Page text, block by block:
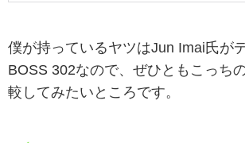
僕が持っているヤツはJun Imai氏が
BOSS 302なので、ぜひともこっち
較してみたいところです。